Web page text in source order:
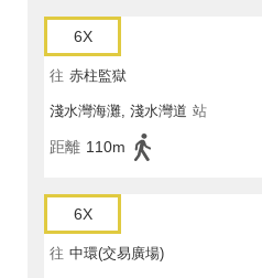
6X
往 赤柱監獄
淺水灣海灘, 淺水灣道 站
距離 110m
6X
往 中環(交易廣場)